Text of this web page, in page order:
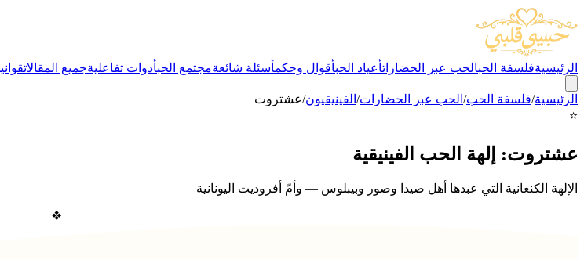
الرئيسيةفلسفة الحبالحب عبر الحضاراتأعياد الحبأقوال وحكمأسئلة شائعةمجتمع الحبأدوات تفاعليةجميع المقالات
الرئيسية/فلسفة الحب/ الحب عبر الحضارات/ الفينيقيون/عشتروت
⭐
عشتروت: إلهة الحب الفينيقية
الإلهة الكنعانية التي عبدها أهل صيدا وصور وبيبلوس — وأمّ أفروديت اليونانية
❖